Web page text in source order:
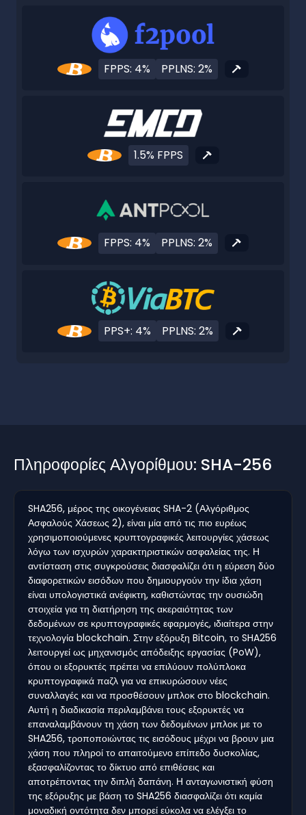
FPPS: 4% PPLNS: 2%
1.5% FPPS
FPPS: 4% PPLNS: 2%
PPS+: 4% PPLNS: 2%
Πληροφορίες Αλγορίθμου: SHA-256
SHA256, μέρος της οικογένειας SHA-2 (Αλγόριθμος
Ασφαλούς Χάσεως 2), είναι μία από τις πιο ευρέως
χρησιμοποιούμενες κρυπτογραφικές λειτουργίες χάσεως
λόγω των ισχυρών χαρακτηριστικών ασφαλείας της. Η
αντίσταση στις συγκρούσεις διασφαλίζει ότι η εύρεση δύο
διαφορετικών εισόδων που δημιουργούν την ίδια χάση
είναι υπολογιστικά ανέφικτη, καθιστώντας την ουσιώδη
στοιχεία για τη διατήρηση της ακεραιότητας των
δεδομένων σε κρυπτογραφικές εφαρμογές, ιδιαίτερα στην
τεχνολογία blockchain. Στην εξόρυξη Bitcoin, το SHA256
λειτουργεί ως μηχανισμός απόδειξης εργασίας (PoW),
όπου οι εξορυκτές πρέπει να επιλύουν πολύπλοκα
κρυπτογραφικά παζλ για να επικυρώσουν νέες
συναλλαγές και να προσθέσουν μπλοκ στο blockchain.
Αυτή η διαδικασία περιλαμβάνει τους εξορυκτές να
επαναλαμβάνουν τη χάση των δεδομένων μπλοκ με το
SHA256, τροποποιώντας τις εισόδους μέχρι να βρουν μια
χάση που πληροί το απαιτούμενο επίπεδο δυσκολίας,
εξασφαλίζοντας το δίκτυο από επιθέσεις και
αποτρέποντας την διπλή δαπάνη. Η ανταγωνιστική φύση
της εξόρυξης με βάση το SHA256 διασφαλίζει ότι καμία
μοναδική οντότητα δεν μπορεί εύκολα να ελέγξει το